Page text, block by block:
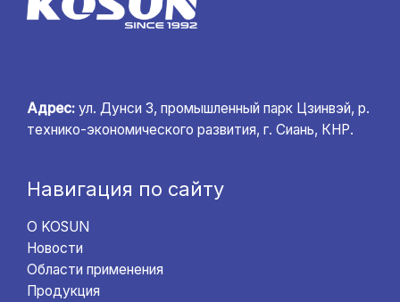
Адрес: ул. Дунси 3, промышленный парк Цзинвэй, р.
технико-экономического развития, г. Сиань, КНР.
Навигация по сайту
О KOSUN
Новости
Области применения
Продукция